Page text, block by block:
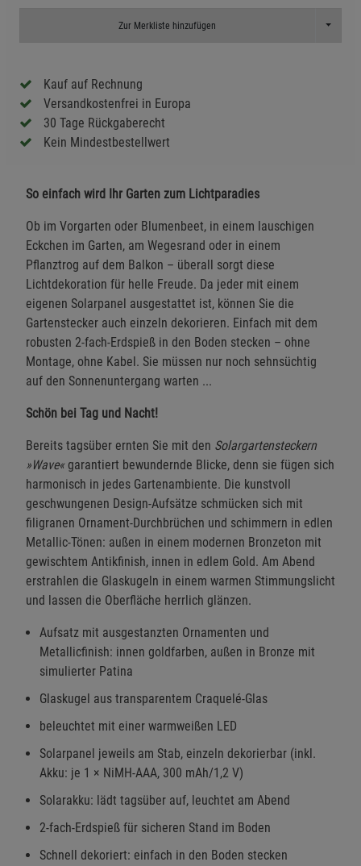
Zur Merkliste hinzufügen Toggle
Kauf auf Rechnung
Versandkostenfrei in Europa
30 Tage Rückgaberecht
Kein Mindestbestellwert
So einfach wird Ihr Garten zum Lichtparadies
Ob im Vorgarten oder Blumenbeet, in einem lauschigen
Eckchen im Garten, am Wegesrand oder in einem
Pflanztrog auf dem Balkon – überall sorgt diese
Lichtdekoration für helle Freude. Da jeder mit einem
eigenen Solarpanel ausgestattet ist, können Sie die
Gartenstecker auch einzeln dekorieren. Einfach mit dem
robusten 2-fach-Erdspieß in den Boden stecken – ohne
Montage, ohne Kabel. Sie müssen nur noch sehnsüchtig
auf den Sonnenuntergang warten ...
Schön bei Tag und Nacht!
Bereits tagsüber ernten Sie mit den Solargartensteckern
»Wave«garantiert bewundernde Blicke, denn sie fügen sich
harmonisch in jedes Gartenambiente. Die kunstvoll
geschwungenen Design-Aufsätze schmücken sich mit
filigranen Ornament-Durchbrüchen und schimmern in edlen
Metallic-Tönen: außen in einem modernen Bronzeton mit
gewischtem Antikfinish, innen in edlem Gold. Am Abend
erstrahlen die Glaskugeln in einem warmen Stimmungslicht
und lassen die Oberfläche herrlich glänzen.
Aufsatz mit ausgestanzten Ornamenten und
Metallicfinish: innen goldfarben, außen in Bronze mit
simulierter Patina
Glaskugel aus transparentem Craquelé-Glas
beleuchtet mit einer warmweißen LED
Solarpanel jeweils am Stab, einzeln dekorierbar (inkl.
Akku: je 1 × NiMH-AAA, 300 mAh/1,2 V)
Solarakku: lädt tagsüber auf, leuchtet am Abend
2-fach-Erdspieß für sicheren Stand im Boden
Schnell dekoriert: einfach in den Boden stecken